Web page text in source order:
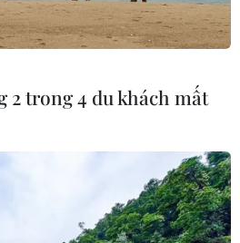
2 trong 4 du khách mất